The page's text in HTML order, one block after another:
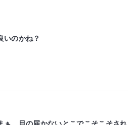
いのかね？
、目の届かないとこでこそこそさ